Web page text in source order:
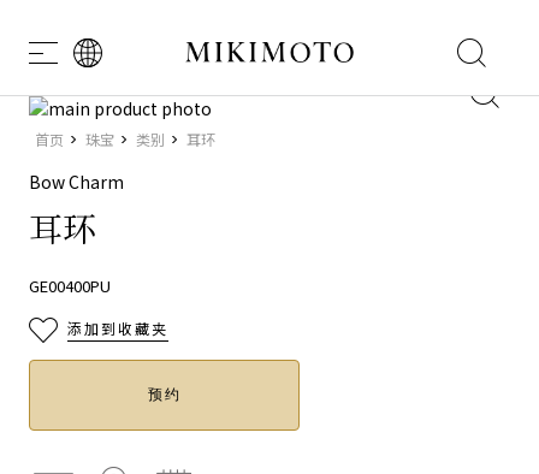
Skip
to
end
the
images
gallery
耳
环
Skip
the
of
the
images
gallery
首页 珠宝 类别 耳环
Bow Charm
耳环
GE00400PU
添加到收藏夹
预约